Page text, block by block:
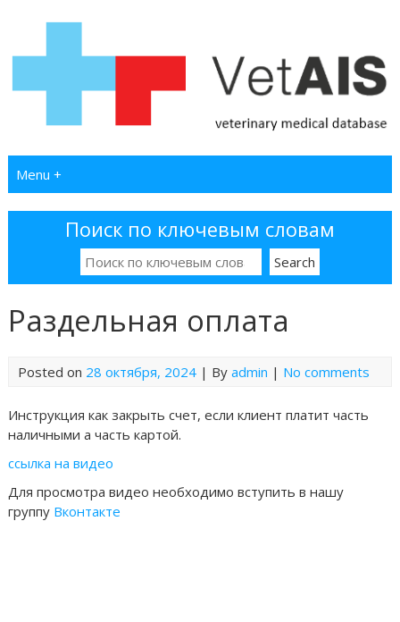
Menu +
Поиск по ключевым словам
Раздельная оплата
Posted on 28 октября, 2024| By admin | No comments
Инструкция как закрыть счет, если клиент платит часть
наличными а часть картой.
ссылка на видео
Для просмотра видео необходимо вступить в нашу
группу Вконтакте